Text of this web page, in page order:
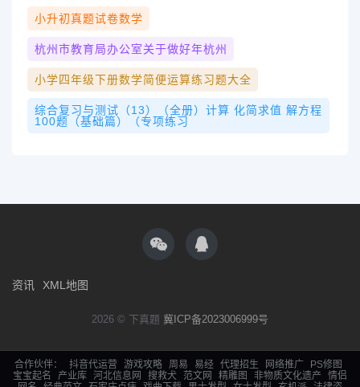
小升初真题试卷数学
杭州市教育局办公室关于做好年杭州
小学四年级下册数学简便运算练习题大全
综合复习与测试（13）（全册）计算 化简求值 解方程
100题（基础篇）（专项练习
资讯 XML地图
2026 © 下真题 冀ICP备2023006999号
合作伙伴： 抖音代运营 游戏攻略 周易 易经 代理招生 网络推广
PS修图
宝宝起名
产业库 河北信息网 搜救犬 范文网 精雕图 非物质文化遗产
情侣